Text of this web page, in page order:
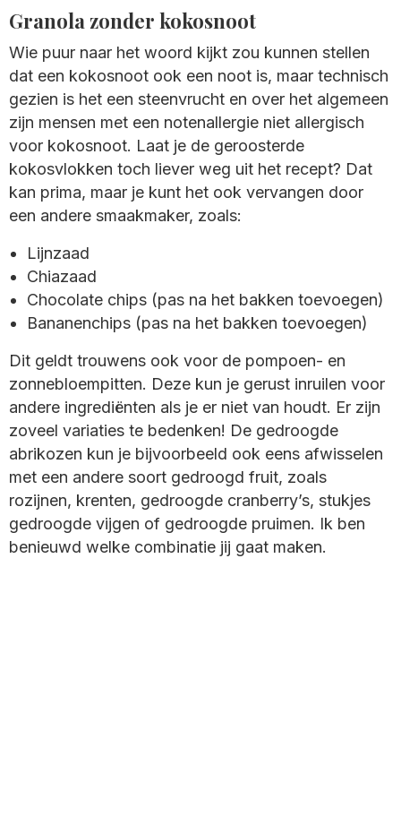
Granola zonder kokosnoot
Wie puur naar het woord kijkt zou kunnen stellen
dat een kokosnoot ook een noot is, maar technisch
gezien is het een steenvrucht en over het algemeen
zijn mensen met een notenallergie niet allergisch
voor kokosnoot. Laat je de geroosterde
kokosvlokken toch liever weg uit het recept? Dat
kan prima, maar je kunt het ook vervangen door
een andere smaakmaker, zoals:
Lijnzaad
Chiazaad
Chocolate chips (pas na het bakken toevoegen)
Bananenchips (pas na het bakken toevoegen)
Dit geldt trouwens ook voor de pompoen- en
zonnebloempitten. Deze kun je gerust inruilen voor
andere ingrediënten als je er niet van houdt. Er zijn
zoveel variaties te bedenken! De gedroogde
abrikozen kun je bijvoorbeeld ook eens afwisselen
met een andere soort gedroogd fruit, zoals
rozijnen, krenten, gedroogde cranberry’s, stukjes
gedroogde vijgen of gedroogde pruimen. Ik ben
benieuwd welke combinatie jij gaat maken.